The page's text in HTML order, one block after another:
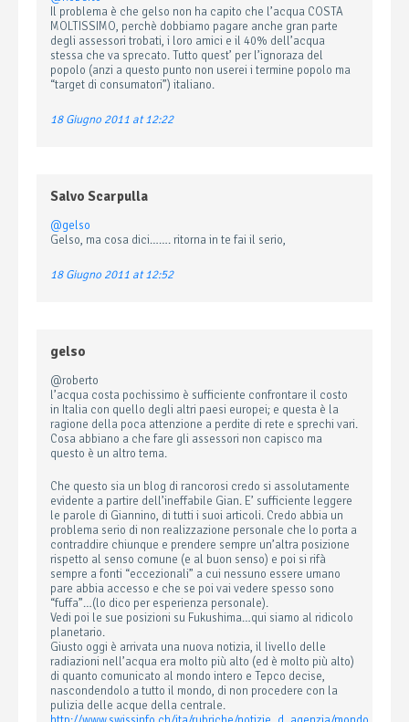
Il problema è che gelso non ha capito che l’acqua COSTA
MOLTISSIMO, perchè dobbiamo pagare anche gran parte
degli assessori trobati, i loro amici e il 40% dell’acqua
stessa che va sprecato. Tutto quest’ per l’ignoraza del
popolo (anzi a questo punto non userei i termine popolo ma
“target di consumatori”) italiano.
18 Giugno 2011 at 12:22
Salvo Scarpulla
@gelso
Gelso, ma cosa dici……. ritorna in te fai il serio,
18 Giugno 2011 at 12:52
gelso
@roberto
l’acqua costa pochissimo è sufficiente confrontare il costo
in Italia con quello degli altri paesi europei; e questa è la
ragione della poca attenzione a perdite di rete e sprechi vari.
Cosa abbiano a che fare gli assessori non capisco ma
questo è un altro tema.
Che questo sia un blog di rancorosi credo si assolutamente
evidente a partire dell’ineffabile Gian. E’ sufficiente leggere
le parole di Giannino, di tutti i suoi articoli. Credo abbia un
problema serio di non realizzazione personale che lo porta a
contraddire chiunque e prendere sempre un’altra posizione
rispetto al senso comune (e al buon senso) e poi si rifà
sempre a fonti “eccezionali” a cui nessuno essere umano
pare abbia accesso e che se poi vai vedere spesso sono
“fuffa”…(lo dico per esperienza personale).
Vedi poi le sue posizioni su Fukushima…qui siamo al ridicolo
planetario.
Giusto oggi è arrivata una nuova notizia, il livello delle
radiazioni nell’acqua era molto più alto (ed è molto più alto)
di quanto comunicato al mondo intero e Tepco decise,
nascondendolo a tutto il mondo, di non procedere con la
pulizia delle acque della centrale.